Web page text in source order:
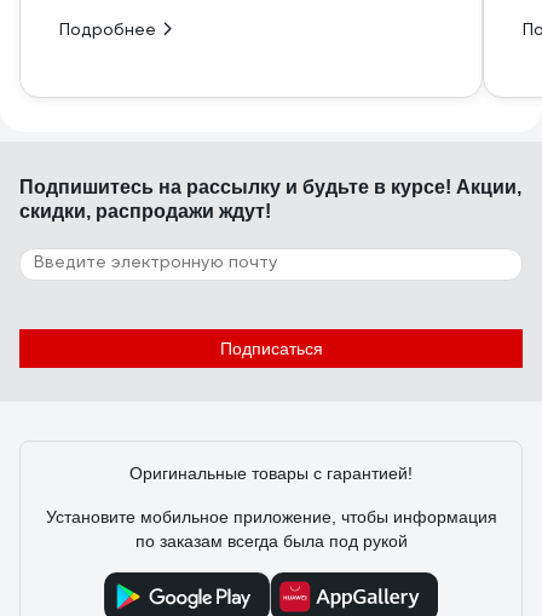
Подробнее
Подпишитесь на рассылку и будьте в курсе! Акции,
скидки, распродажи ждут!
Подписаться
Оригинальные товары с гарантией!
Установите мобильное приложение, чтобы информация
по заказам всегда была под рукой